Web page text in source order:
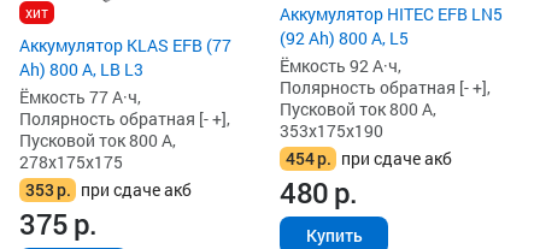
хит
Аккумулятор KLAS EFB (77
Ah) 800 А, LB L3
Ёмкость 77 А·ч,
Полярность обратная [- +],
Пусковой ток 800 А,
278x175x175
353р. при сдаче акб
375р.
Аккумулятор HITEC EFB LN5
(92 Ah) 800 А, L5
Ёмкость 92 А·ч,
Полярность обратная [- +],
Пусковой ток 800 А,
353x175x190
454р. при сдаче акб
480р.
Купить